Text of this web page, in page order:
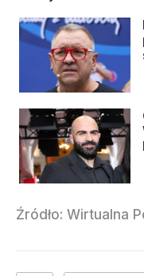
Źródło: Wirtualna